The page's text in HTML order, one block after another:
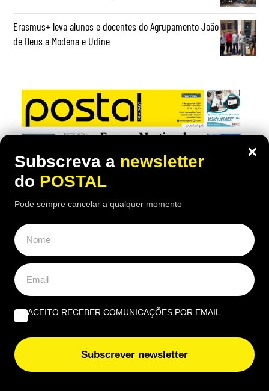
Erasmus+ leva alunos e docentes do Agrupamento João
de Deus a Modena e Udine
×
Subscreva a newsletter
do POSTAL
Pode sempre cancelar a qualquer momento
ACEITO RECEBER COMUNICAÇÕES POR EMAIL
Subscrever newsletter